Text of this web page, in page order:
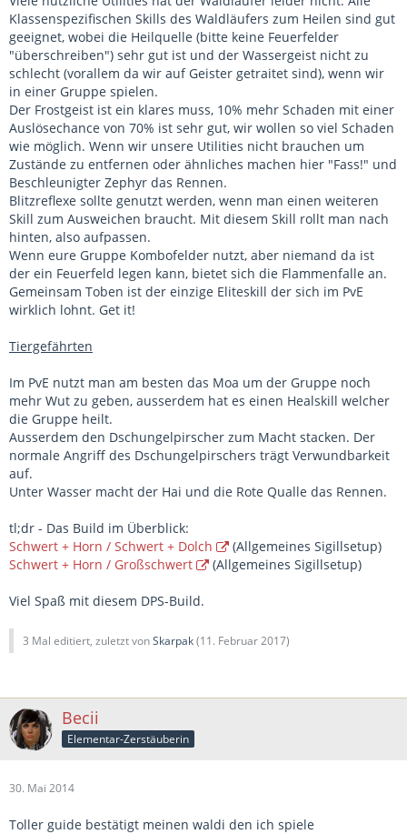
Klassenspezifischen Skills des Waldläufers zum Heilen sind gut
geeignet, wobei die Heilquelle (bitte keine Feuerfelder
"überschreiben") sehr gut ist und der Wassergeist nicht zu
schlecht (vorallem da wir auf Geister getraitet sind), wenn wir
in einer Gruppe spielen.
Der Frostgeist ist ein klares muss, 10% mehr Schaden mit einer
Auslösechance von 70% ist sehr gut, wir wollen so viel Schaden
wie möglich. Wenn wir unsere Utilities nicht brauchen um
Zustände zu entfernen oder ähnliches machen hier "Fass!" und
Beschleunigter Zephyr das Rennen.
Blitzreflexe sollte genutzt werden, wenn man einen weiteren
Skill zum Ausweichen braucht. Mit diesem Skill rollt man nach
hinten, also aufpassen.
Wenn eure Gruppe Kombofelder nutzt, aber niemand da ist
der ein Feuerfeld legen kann, bietet sich die Flammenfalle an.
Gemeinsam Toben ist der einzige Eliteskill der sich im PvE
wirklich lohnt. Get it!
Tiergefährten
Im PvE nutzt man am besten das Moa um der Gruppe noch
mehr Wut zu geben, ausserdem hat es einen Healskill welcher
die Gruppe heilt.
Ausserdem den Dschungelpirscher zum Macht stacken. Der
normale Angriff des Dschungelpirschers trägt Verwundbarkeit
auf.
Unter Wasser macht der Hai und die Rote Qualle das Rennen.
tl;dr - Das Build im Überblick:
Schwert + Horn / Schwert + Dolch
(Allgemeines Sigillsetup)
Schwert + Horn / Großschwert
(Allgemeines Sigillsetup)
Viel Spaß mit diesem DPS-Build.
3 Mal editiert, zuletzt vonSkarpak(11. Februar 2017)
Becii
Elementar-Zerstäuberin
30. Mai 2014
Toller guide bestätigt meinen waldi den ich spiele